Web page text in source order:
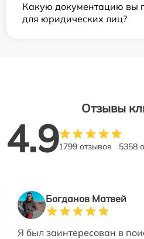
Какую документацию вы
для юридических лиц?
Отзывы
4.91799 отзывов 5358
Богданов Матвей
Я был заинтересован в